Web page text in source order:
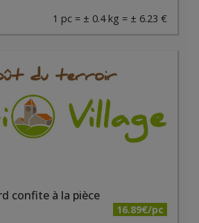
1 pc = ± 0.4 kg = ± 6.23 €
confite à la pièce
16.89€/pc